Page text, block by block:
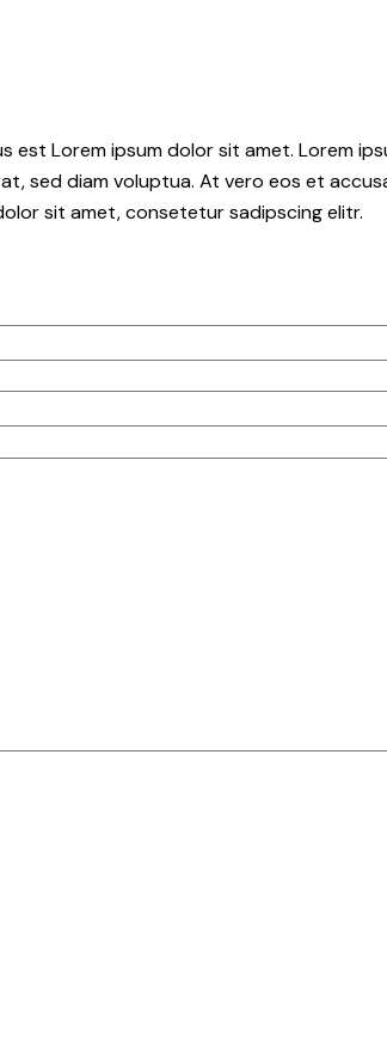
Lorem ipsum dolor sit amet. Lorem
sed diam voluptua. At vero eos et
sit amet, consetetur sadipscing elitr.